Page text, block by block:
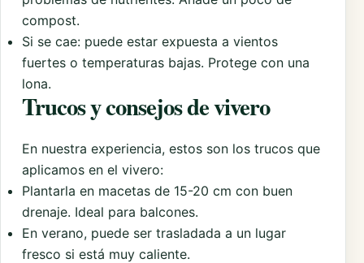
compost.
Si se cae: puede estar expuesta a vientos
fuertes o temperaturas bajas. Protege con una
lona.
Trucos y consejos de vivero
En nuestra experiencia, estos son los trucos que
aplicamos en el vivero:
Plantarla en macetas de 15-20 cm con buen
drenaje. Ideal para balcones.
En verano, puede ser trasladada a un lugar
fresco si está muy caliente.